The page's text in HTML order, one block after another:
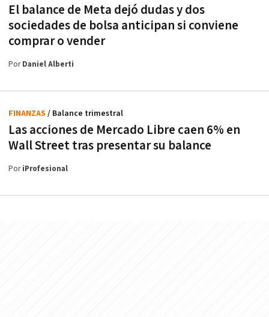
El balance de Meta dejó dudas y dos
sociedades de bolsa anticipan si conviene
comprar o vender
PorDaniel Alberti
Las acciones de Mercado Libre caen 6% en
Wall Street tras presentar su balance
FINANZAS / Balance trimestral
PoriProfesional